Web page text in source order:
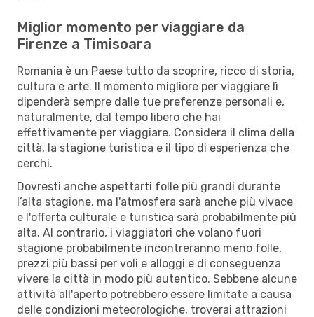
Miglior momento per viaggiare da
Firenze a Timisoara
Romania è un Paese tutto da scoprire, ricco di storia,
cultura e arte. Il momento migliore per viaggiare lì
dipenderà sempre dalle tue preferenze personali e,
naturalmente, dal tempo libero che hai
effettivamente per viaggiare. Considera il clima della
città, la stagione turistica e il tipo di esperienza che
cerchi.
Dovresti anche aspettarti folle più grandi durante
l’alta stagione, ma l'atmosfera sarà anche più vivace
e l'offerta culturale e turistica sarà probabilmente più
alta. Al contrario, i viaggiatori che volano fuori
stagione probabilmente incontreranno meno folle,
prezzi più bassi per voli e alloggi e di conseguenza
vivere la città in modo più autentico. Sebbene alcune
attività all'aperto potrebbero essere limitate a causa
delle condizioni meteorologiche, troverai attrazioni